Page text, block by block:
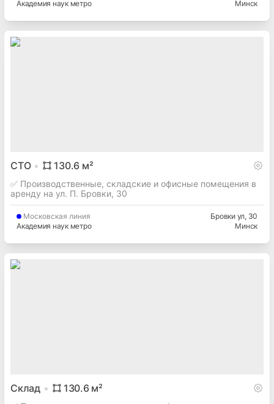
Академия наук метро Минск
СТО 130.6 м²
✅ Производственные, складские и офисные помещения в
аренду на ул. П. Бровки, 30
Московская линия
Академия наук метро
Бровки ул, 30
Минск
Склад 130.6м²